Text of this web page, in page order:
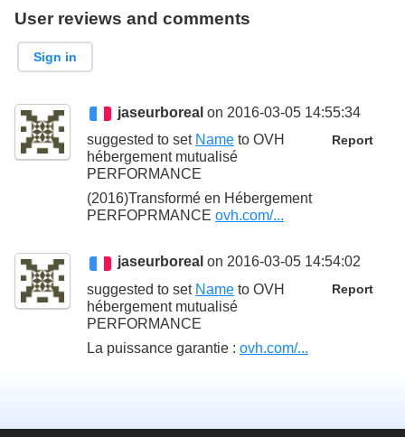
User reviews and comments
Sign in
jaseurboreal on 2016-03-05 14:55:34
Report
suggested to set Name to OVH
hébergement mutualisé
PERFORMANCE
(2016)Transformé en Hébergement
PERFOPRMANCE ovh.com/...
jaseurboreal on 2016-03-05 14:54:02
Report
suggested to set Name to OVH
hébergement mutualisé
PERFORMANCE
La puissance garantie : ovh.com/...